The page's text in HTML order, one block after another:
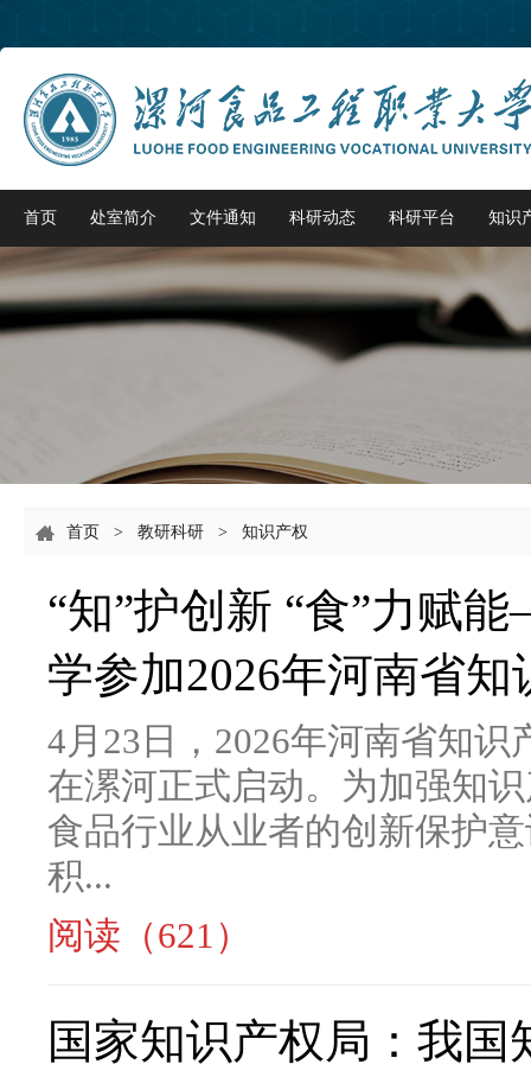
首页 处室简介 文件通知 科研动态 科研平台 知识
首页 > 教研科研 > 知识产权
“知”护创新 “食”力赋
学参加2026年河南省
4月23日，2026年河南省知
在漯河正式启动。为加强知
食品行业从业者的创新保护
积...
阅读（621）
国家知识产权局：我